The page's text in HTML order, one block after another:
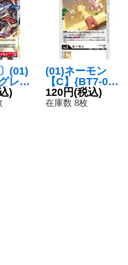
(01)
レイ
{BT
》
)
(01)ネーモン
【C】{BT7-08
0}《白》
120円(税込)
在庫数 8枚